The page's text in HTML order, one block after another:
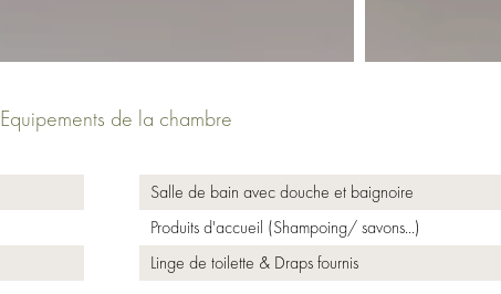
Equipements de la chambre
Salle de bain avec douche et baignoire
Produits d'accueil (Shampoing/ savons...)
Linge de toilette & Draps fournis